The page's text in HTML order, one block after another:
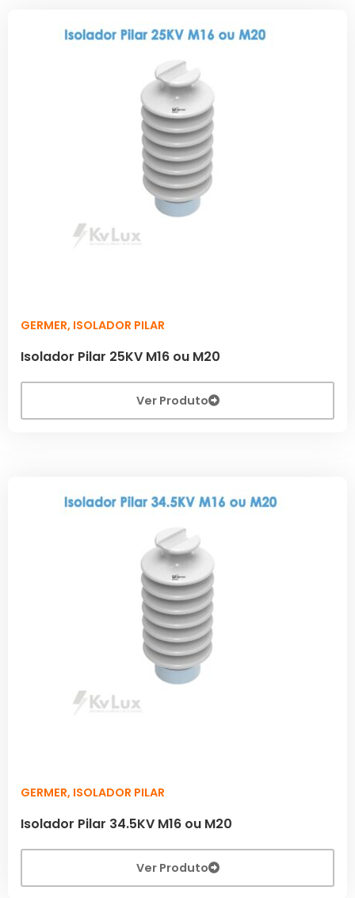
GERMER, ISOLADOR PILAR
Isolador Pilar 25KV M16 ou M20
Ver Produto
GERMER, ISOLADOR PILAR
Isolador Pilar 34.5KV M16 ou M20
Ver Produto